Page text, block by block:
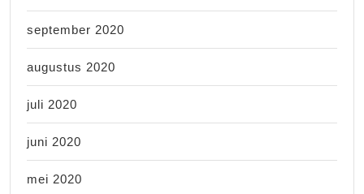
september 2020
augustus 2020
juli 2020
juni 2020
mei 2020